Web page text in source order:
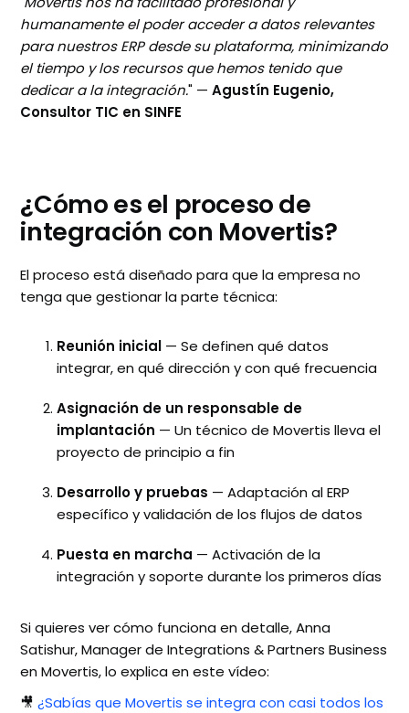
humanamente el poder acceder a datos relevantes
para nuestros ERP desde su plataforma, minimizando
el tiempo y los recursos que hemos tenido que
dedicar a la integración." —Agustín Eugenio,
Consultor TIC en SINFE
¿Cómo es el proceso de
integración con Movertis?
El proceso está diseñado para que la empresa no
tenga que gestionar la parte técnica:
Reunión inicial — Se definen qué datos
integrar, en qué dirección y con qué frecuencia
Asignación de un responsable de
implantación — Un técnico de Movertis lleva el
proyecto de principio a fin
Desarrollo y pruebas — Adaptación al ERP
específico y validación de los flujos de datos
Puesta en marcha — Activación de la
integración y soporte durante los primeros días
Si quieres ver cómo funciona en detalle, Anna
Satishur, Manager de Integrations & Partners Business
en Movertis, lo explica en este vídeo:
🎥 ¿Sabías que Movertis se integra con casi todos los